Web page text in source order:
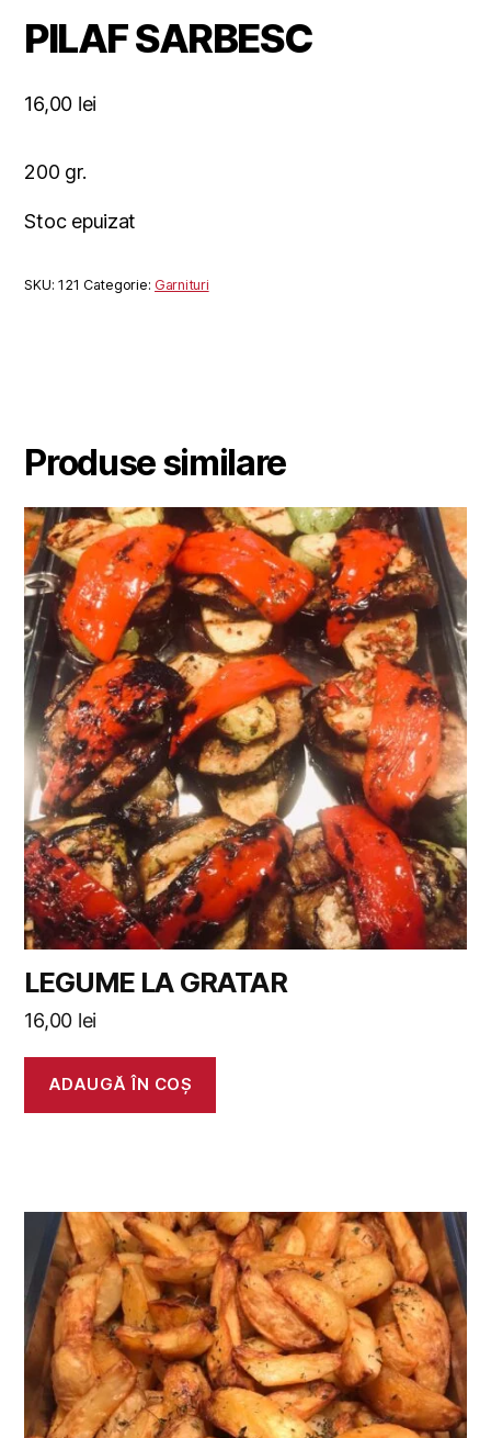
PILAF SARBESC
16,00 lei
200 gr.
Stoc epuizat
SKU:121 Categorie: Garnituri
Produse similare
LEGUME LA GRATAR
16,00 lei
ADAUGĂ ÎN COȘ